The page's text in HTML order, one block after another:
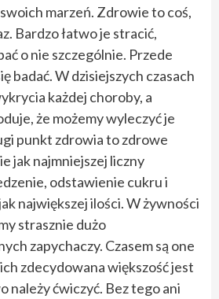
marzeń. Zdrowie to coś,
Bardzo łatwo je stracić,
o nie szczególnie. Przede
badać. W dzisiejszych czasach
każdej choroby, a
że możemy wyleczyć je
punkt zdrowia to zdrowe
jak najmniejszej liczny
odstawienie cukru i
największej ilości. W żywności
strasznie dużo
zapychaczy. Czasem są one
zdecydowana większość jest
należy ćwiczyć. Bez tego ani